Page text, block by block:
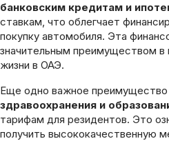
банковским кредитам и
ставкам, что облегчает
покупку автомобиля. Эта
значительным преимуществом в
жизни в ОАЭ.
Еще одно важное
здравоохранения и
тарифам для резидентов. Это
получить высококачественную